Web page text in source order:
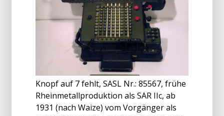
Knopf auf 7 fehlt, SASL Nr.: 85567, frühe
Rheinmetallproduktion als SAR IIc, ab
1931 (nach Waize) vom Vorgänger als